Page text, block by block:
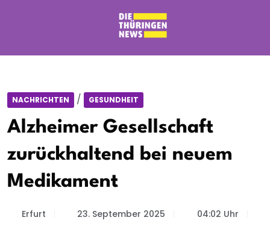
NACHRICHTEN / GESUNDHEIT
Alzheimer Gesellschaft
zurückhaltend bei neuem
Medikament
Erfurt 23. September 2025 04:02 Uhr